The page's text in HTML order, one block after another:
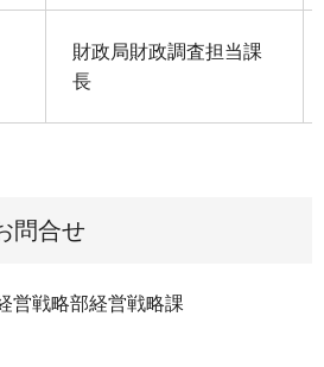
財政局財政調査担当課
長
問合せ
営戦略部経営戦略課